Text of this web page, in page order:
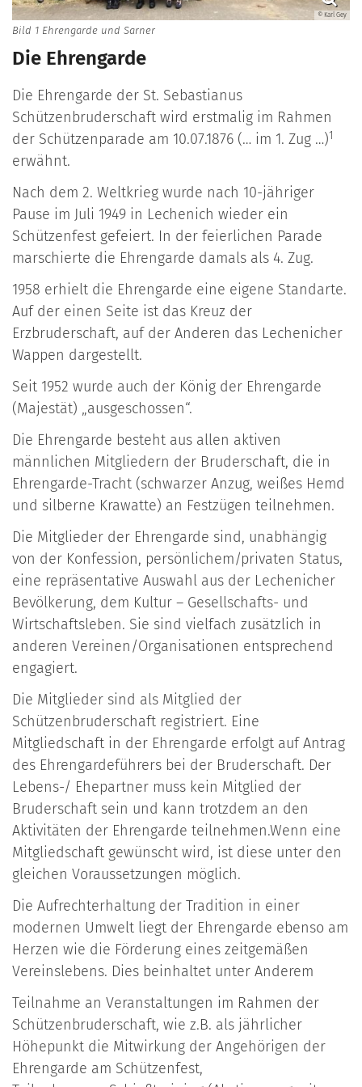
© Karl Gey
Bild 1 Ehrengarde und Sarner
Die Ehrengarde
Die Ehrengarde der St. Sebastianus
Schützenbruderschaft wird erstmalig im Rahmen
der Schützenparade am 10.07.1876 (… im 1. Zug …)1
erwähnt.
Nach dem 2. Weltkrieg wurde nach 10-jähriger
Pause im Juli 1949 in Lechenich wieder ein
Schützenfest gefeiert. In der feierlichen Parade
marschierte die Ehrengarde damals als 4. Zug.
1958 erhielt die Ehrengarde eine eigene Standarte.
Auf der einen Seite ist das Kreuz der
Erzbruderschaft, auf der Anderen das Lechenicher
Wappen dargestellt.
Seit 1952 wurde auch der König der Ehrengarde
(Majestät) „ausgeschossen“.
Die Ehrengarde besteht aus allen aktiven
männlichen Mitgliedern der Bruderschaft, die in
Ehrengarde-Tracht (schwarzer Anzug, weißes Hemd
und silberne Krawatte) an Festzügen teilnehmen.
Die Mitglieder der Ehrengarde sind, unabhängig
von der Konfession, persönlichem/privaten Status,
eine repräsentative Auswahl aus der Lechenicher
Bevölkerung, dem Kultur – Gesellschafts- und
Wirtschaftsleben. Sie sind vielfach zusätzlich in
anderen Vereinen/Organisationen entsprechend
engagiert.
Die Mitglieder sind als Mitglied der
Schützenbruderschaft registriert. Eine
Mitgliedschaft in der Ehrengarde erfolgt auf Antrag
des Ehrengardeführers bei der Bruderschaft. Der
Lebens-/ Ehepartner muss kein Mitglied der
Bruderschaft sein und kann trotzdem an den
Aktivitäten der Ehrengarde teilnehmen.Wenn eine
Mitgliedschaft gewünscht wird, ist diese unter den
gleichen Voraussetzungen möglich.
Die Aufrechterhaltung der Tradition in einer
modernen Umwelt liegt der Ehrengarde ebenso am
Herzen wie die Förderung eines zeitgemäßen
Vereinslebens. Dies beinhaltet unter Anderem
Teilnahme an Veranstaltungen im Rahmen der
Schützenbruderschaft, wie z.B. als jährlicher
Höhepunkt die Mitwirkung der Angehörigen der
Ehrengarde am Schützenfest,